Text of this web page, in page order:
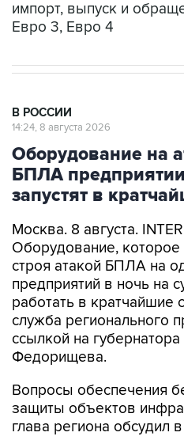
Оборудование на
БПЛА
запустят в
Москва. 8 августа.
строя атакой БПЛА на
предприятий в ночь на
работать в кратчайшие
служба регионального
ссылкой на
Федорищева.
Вопросы обеспечения
глава региона обсудил
с заместителем
Беком Евкуровым.